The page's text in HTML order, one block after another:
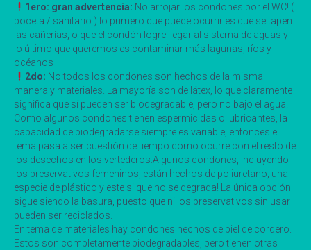
1ero: gran advertencia: No arrojar los condones por el WC! (
poceta / sanitario ) lo primero que puede ocurrir es que se tapen
las cañerías, o que el condón logre llegar al sistema de aguas y
lo último que queremos es contaminar más lagunas, ríos y
océanos
2do: No todos los condones son hechos de la misma
manera y materiales. La mayoría son de látex, lo que claramente
significa que sí pueden ser biodegradable, pero no bajo el agua.
Como algunos condones tienen espermicidas o lubricantes, la
capacidad de biodegradarse siempre es variable, entonces el
tema pasa a ser cuestión de tiempo como ocurre con el resto de
los desechos en los vertederos.Algunos condones, incluyendo
los preservativos femeninos, están hechos de poliuretano, una
especie de plástico y este si que no se degrada! La única opción
sigue siendo la basura, puesto que ni los preservativos sin usar
pueden ser reciclados.
En tema de materiales hay condones hechos de piel de cordero.
Estos son completamente biodegradables, pero tienen otras